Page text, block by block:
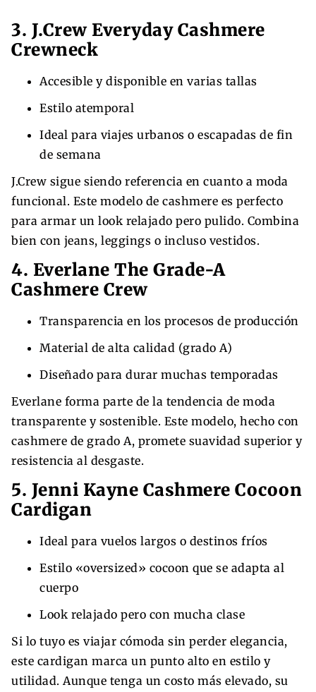
3. J.Crew Everyday Cashmere
Crewneck
Accesible y disponible en varias tallas
Estilo atemporal
Ideal para viajes urbanos o escapadas de fin
de semana
J.Crew sigue siendo referencia en cuanto a moda
funcional. Este modelo de cashmere es perfecto
para armar un look relajado pero pulido. Combina
bien con jeans, leggings o incluso vestidos.
4. Everlane The Grade-A
Cashmere Crew
Transparencia en los procesos de producción
Material de alta calidad (grado A)
Diseñado para durar muchas temporadas
Everlane forma parte de la tendencia de moda
transparente y sostenible. Este modelo, hecho con
cashmere de grado A, promete suavidad superior y
resistencia al desgaste.
5. Jenni Kayne Cashmere Cocoon
Cardigan
Ideal para vuelos largos o destinos fríos
Estilo «oversized» cocoon que se adapta al
cuerpo
Look relajado pero con mucha clase
Si lo tuyo es viajar cómoda sin perder elegancia,
este cardigan marca un punto alto en estilo y
utilidad. Aunque tenga un costo más elevado, su